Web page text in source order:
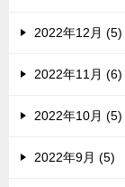
2022年12月 (5)
2022年11月 (6)
2022年10月 (5)
2022年9月 (5)